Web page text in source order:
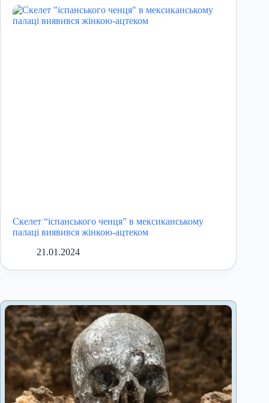
Скелет “іспанського ченця” в мексиканському
палаці виявився жінкою-ацтеком
21.01.2024